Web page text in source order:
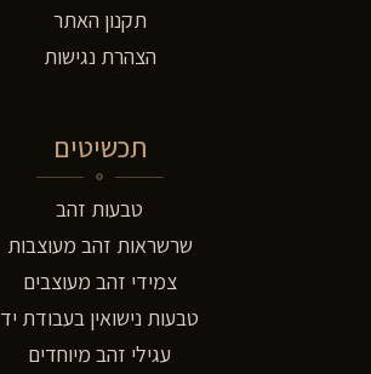
תקנון האתר
הצהרת נגישות
תכשיטים
טבעות זהב
שרשראות זהב מעוצבות
צמידי זהב מעוצבים
טבעות נישואין בעבודת יד
עגילי זהב מיוחדים